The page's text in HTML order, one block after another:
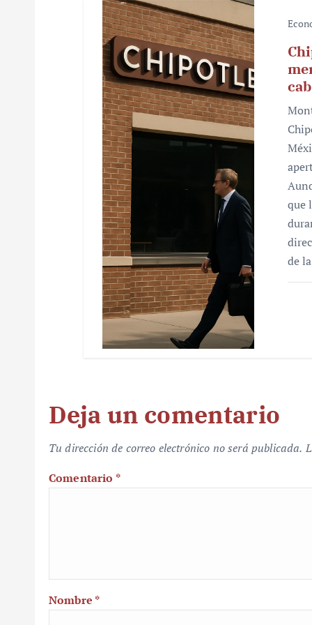
que
de
Deja un comentario
Tu dirección de correo electrónico no será publicada.
Comentario *
Nombre *